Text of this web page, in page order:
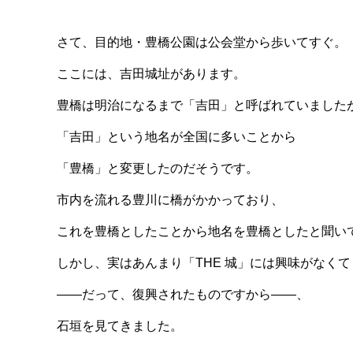
さて、目的地・豊橋公園は公会堂から歩いてすぐ。
ここには、吉田城址があります。
豊橋は明治になるまで「吉田」と呼ばれていました
「吉田」という地名が全国に多いことから
「豊橋」と変更したのだそうです。
市内を流れる豊川に橋がかかっており、
これを豊橋としたことから地名を豊橋としたと聞い
しかし、実はあんまり「THE 城」には興味がなくて
――だって、復興されたものですから――、
石垣を見てきました。